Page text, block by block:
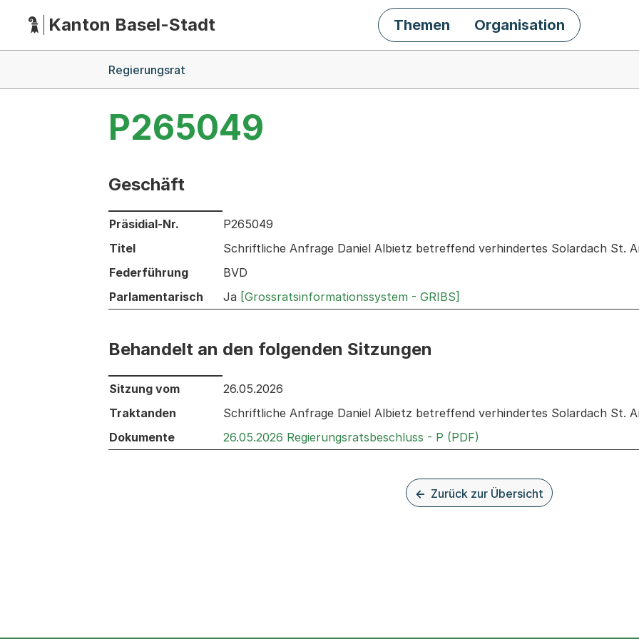
HauptnavigationKanton Basel-Stadt Themen Organisation
Regierungsrat
P265049
Geschäft
Informationen zum Ausgewählten Geschäft
Präsidial-Nr.
P265049
Titel
Schriftliche Anfrage Daniel Albietz betreffend verhindertes Solardach St.
Federführung
BVD
Parlamentarisch
Ja [Grossratsinformationssystem - GRIBS]
Behandelt an den folgenden Sitzungen
Behandelt an den folgenden Sitzungen: Informationen zu den Sitzungen zum Geschäft
Sitzung vom
26.05.2026
Traktanden
Schriftliche Anfrage Daniel Albietz betreffend verhindertes Solardach St.
Dokumente
26.05.2026 Regierungsratsbeschluss - P (PDF)
Zurück zur Übersicht